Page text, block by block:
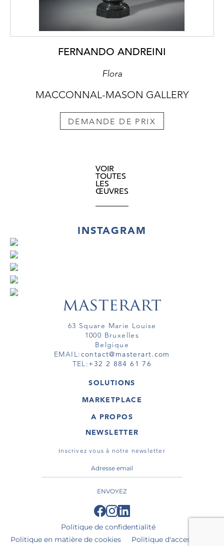
FERNANDO ANDREINI
Flora
MACCONNAL-MASON GALLERY
DEMANDE DE PRIX
VOIR
TOUTES
LES
ŒUVRES
INSTAGRAM
63 Square Marie Louise
1000 Bruxelles
Belgique
EMAIL:contact@masterart.com
TEL:+32 2 884 61 76
SOLUTIONS
GALERIE
ARTISTE
TOUR VIRTUEL
MARKETPLACE
OEUVRES D'ART
TOURS VIRTUELS
A PROPOS
MASTERART
CONDITIONS GÉNÉRALES
NEWSLETTER
Inscrivez vous à notre newsletter
ENVOYEZ
Politique de confidentialité
Politique en matière de cookies
Politique d'accessibilité